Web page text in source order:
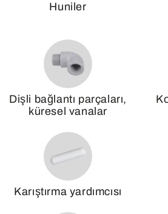
Huniler
Dişli bağlantı parçaları,
küresel vanalar
Karıştırma yardımcısı